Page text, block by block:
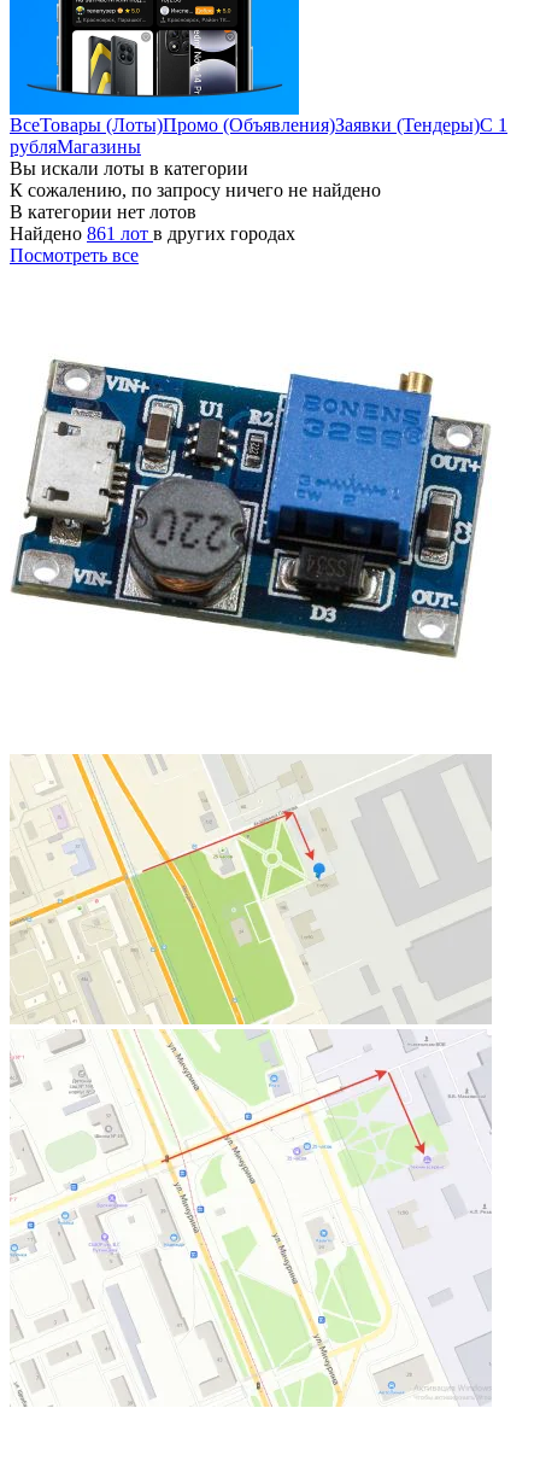
ВсеТовары (Лоты)Промо (Объявления)Заявки (Тендеры)С 1
рубляМагазины
Вы искали лоты в категории
К сожалению, по запросу ничего не найдено
В категории нет лотов
Найдено 861 лот в других городах
Посмотреть все